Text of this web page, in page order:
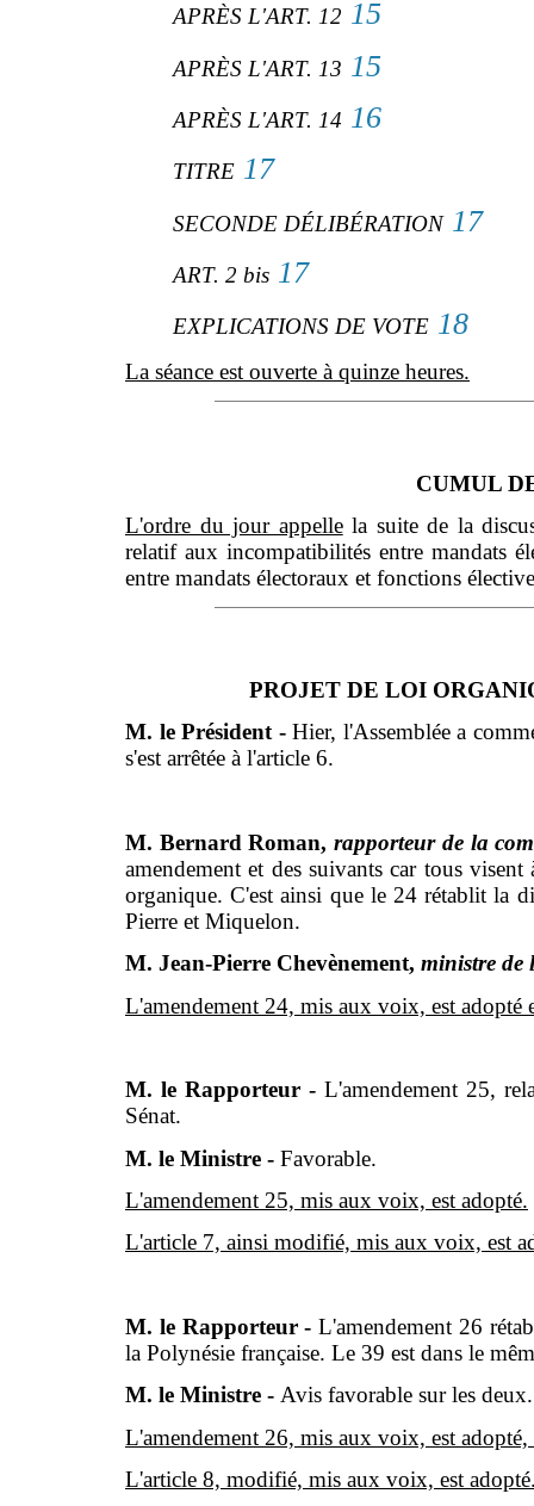
APRÈS L'ART. 12 15
APRÈS L'ART. 13 15
APRÈS L'ART. 14 16
TITRE 17
SECONDE DÉLIBÉRATION17
ART. 2 bis 17
EXPLICATIONS DE VOTE 18
La séance est ouverte à quinze heures.
CUMUL
L'ordre du jour appellela suite de la
relatif aux incompatibilités entre mandats
entre mandats électoraux et fonctions
PROJET DE LOI
M. le Président -Hier, l'Assemblée a
s'est arrêtée à l'article 6.
M. Bernard Roman,rapporteur de la
amendement et des suivants car tous
organique. C'est ainsi que le 24 rétablit la
Pierre et Miquelon.
M. Jean-Pierre Chevènement, ministre
L'amendement 24, mis aux voix, est adopté
M. le Rapporteur -L'amendement 25,
Sénat.
M. le Ministre - Favorable.
L'amendement 25, mis aux voix, est adopté.
L'article 7, ainsi modifié, mis aux voix, est
M. le Rapporteur -L'amendement 26
la Polynésie française. Le 39 est dans le
M. le Ministre - Avis favorable sur les deux.
L'amendement 26, mis aux voix, est
L'article 8, modifié, mis aux voix, est